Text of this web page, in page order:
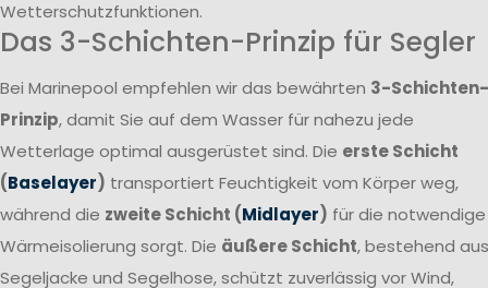
Wetterschutzfunktionen.
Das 3-Schichten-Prinzip für Segler
Bei Marinepool empfehlen wir das bewährten 3-Schichten-
Prinzip, damit Sie auf dem Wasser für nahezu jede
Wetterlage optimal ausgerüstet sind. Die erste Schicht
(Baselayer) transportiert Feuchtigkeit vom Körper weg,
während die zweite Schicht (Midlayer) für die notwendige
Wärmeisolierung sorgt. Die äußere Schicht, bestehend aus
Segeljacke und Segelhose, schützt zuverlässig vor Wind,